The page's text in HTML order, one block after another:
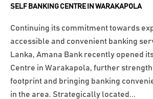
SELF BANKING CENTRE IN WARAKAPOLA
Continuing its commitment towards
accessible and convenient banking
Lanka, Amana Bank recently opened
Centre in Warakapola, further
footprint and bringing banking
in the area. Strategically located...